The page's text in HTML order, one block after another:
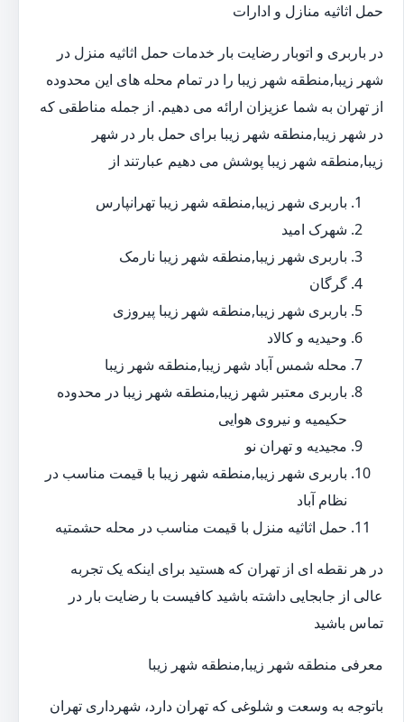
حمل اثاثیه منازل و ادارات
در باربری و اتوبار رضایت بار خدمات حمل اثاثیه منزل در
شهر زیبا,منطقه شهر زیبا را در تمام محله های این محدوده
از تهران به شما عزیزان ارائه می دهیم. از جمله مناطقی که
در شهر زیبا,منطقه شهر زیبا برای حمل بار در شهر
زیبا,منطقه شهر زیبا پوشش می دهیم عبارتند از
باربری شهر زیبا,منطقه شهر زیبا تهرانپارس
شهرک امید
باربری شهر زیبا,منطقه شهر زیبا نارمک
گرگان
باربری شهر زیبا,منطقه شهر زیبا پیروزی
وحیدیه و کالاد
محله شمس آباد شهر زیبا,منطقه شهر زیبا
باربری معتبر شهر زیبا,منطقه شهر زیبا در محدوده
حکیمیه و نیروی هوایی
مجیدیه و تهران نو
باربری شهر زیبا,منطقه شهر زیبا با قیمت مناسب در
نظام آباد
حمل اثاثیه منزل با قیمت مناسب در محله حشمتیه
در هر نقطه ای از تهران که هستید برای اینکه یک تجربه
عالی از جابجایی داشته باشید کافیست با رضایت بار در
تماس باشید
معرفی منطقه شهر زیبا,منطقه شهر زیبا
باتوجه به وسعت و شلوغی که تهران دارد، شهرداری تهران